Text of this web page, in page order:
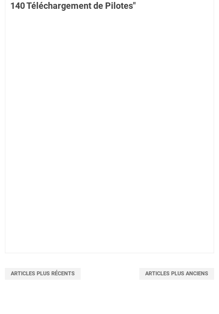
140 Téléchargement de Pilotes"
ARTICLES PLUS RÉCENTS ARTICLES PLUS ANCIENS